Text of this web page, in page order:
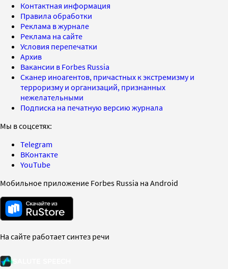
Контактная информация
Правила обработки
Реклама в журнале
Реклама на сайте
Условия перепечатки
Архив
Вакансии в Forbes Russia
Сканер иноагентов, причастных к экстремизму и
терроризму и организаций, признанных
нежелательными
Подписка на печатную версию журнала
Мы в соцсетях:
Telegram
ВКонтакте
YouTube
Мобильное приложение Forbes Russia на Android
На сайте работает синтез речи